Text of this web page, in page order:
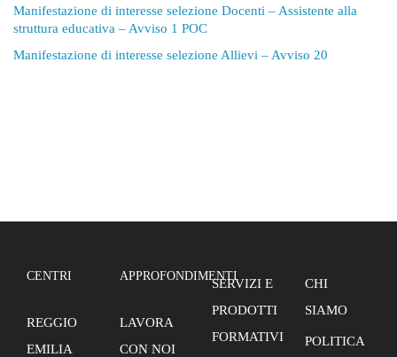
Manifestazione di interesse selezione Docenti – Assistente alla
struttura educativa – Avviso 1 POC
Manifestazione di interesse selezione Allievi – Avviso 20
CENTRI
REGGIO
EMILIA
APPROFONDIMENTI
LAVORA
CON NOI
SERVIZI E
PRODOTTI
FORMATIVI
CHI
SIAMO
POLITICA